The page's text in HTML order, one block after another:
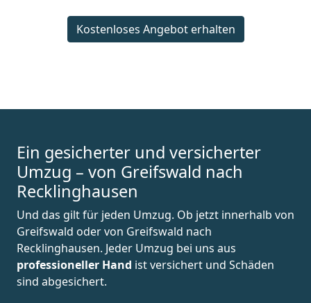
Kostenloses Angebot erhalten
Ein gesicherter und versicherter
Umzug – von Greifswald nach
Recklinghausen
Und das gilt für jeden Umzug. Ob jetzt innerhalb von
Greifswald oder von Greifswald nach
Recklinghausen. Jeder Umzug bei uns aus
professioneller Hand ist versichert und Schäden
sind abgesichert.